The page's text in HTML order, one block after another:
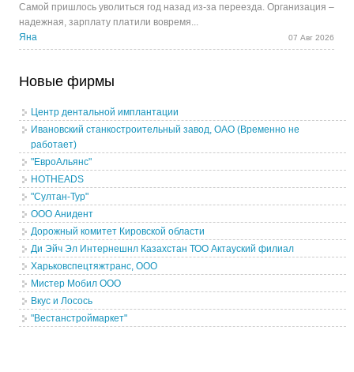
Самой пришлось уволиться год назад из-за переезда. Организация –
надежная, зарплату платили вовремя...
Яна
07 Авг 2026
Новые фирмы
Центр дентальной имплантации
Ивановский станкостроительный завод, ОАО (Временно не
работает)
"ЕвроАльянс"
HOTHEADS
"Султан-Тур"
ООО Анидент
Дорожный комитет Кировской области
Ди Эйч Эл Интернешнл Казахстан ТОО Актауский филиал
Харьковспецтяжтранс, ООО
Мистер Мобил ООО
Вкус и Лосось
"Вестанстроймаркет"